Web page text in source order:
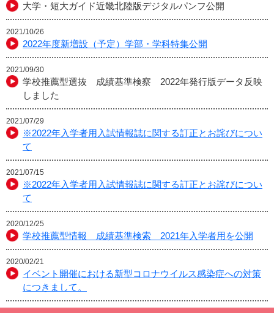
大学・短大ガイド近畿北陸版デジタルパンフ公開
2021/10/26
2022年度新増設（予定）学部・学科特集公開
2021/09/30
学校推薦型選抜 成績基準検察 2022年発行版データ反映
しました
2021/07/29
※2022年入学者用入試情報誌に関する訂正とお詫びについ
て
2021/07/15
※2022年入学者用入試情報誌に関する訂正とお詫びについ
て
2020/12/25
学校推薦型情報 成績基準検索 2021年入学者用を公開
2020/02/21
イベント開催における新型コロナウイルス感染症への対策
につきまして。